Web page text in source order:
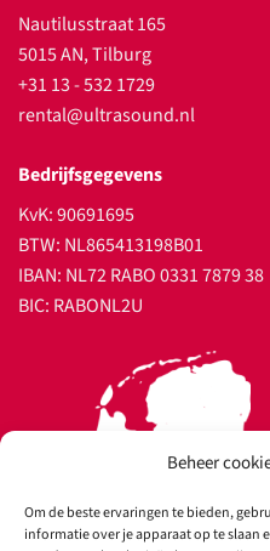
Beheer
Om de beste ervaringen te bieden,
informatie over je apparaat op te slaan
Nautilusstraat 165
5015 AN, Tilburg
+31 13 - 532 1729
rental@ultrasound.nl
Bedrijfsgegevens
KvK: 90691695
BTW: NL865413198B01
IBAN: NL72 RABO 0331 7879 38
BIC: RABONL2U